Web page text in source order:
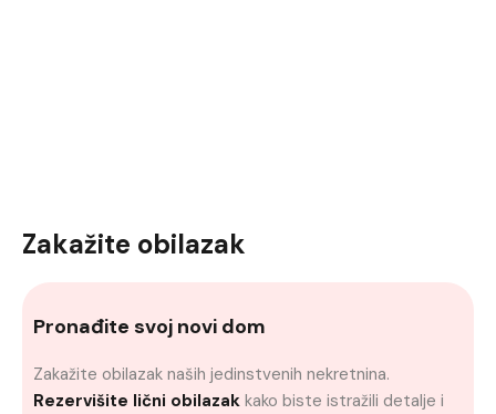
Zakažite obilazak
Pronađite svoj novi dom
Zakažite obilazak naših jedinstvenih nekretnina.
Rezervišite lični obilazak kako biste istražili detalje i